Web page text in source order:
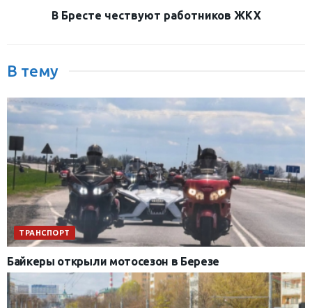
В Бресте чествуют работников ЖКХ
В тему
ТРАНСПОРТ
Байкеры открыли мотосезон в Березе